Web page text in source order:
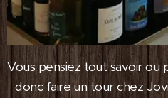
Vous pensiez tout savoir ou
donc faire un tour chez